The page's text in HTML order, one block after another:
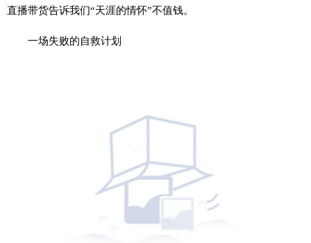
直播带货告诉我们“天涯的情怀”不值钱。
一场失败的自救计划